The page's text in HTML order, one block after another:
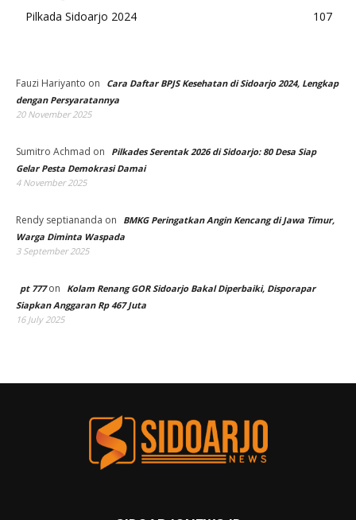
Pilkada Sidoarjo 2024
107
Fauzi Hariyanto on
Cara Daftar BPJS Kesehatan di Sidoarjo 2024, Lengkap
dengan Persyaratannya
20 November 2025
Sumitro Achmad on
Pilkades Serentak 2026 di Sidoarjo: 80 Desa Siap
Gelar Pesta Demokrasi Damai
4 November 2025
Rendy septiananda on
BMKG Peringatkan Angin Kencang di Jawa Timur,
Warga Diminta Waspada
3 September 2025
pt 777on
Kolam Renang GOR Sidoarjo Bakal Diperbaiki, Disporapar
Siapkan Anggaran Rp 467 Juta
16 July 2025